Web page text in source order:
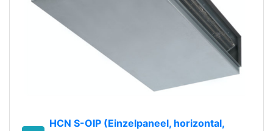
HCN S-OIP (Einzelpaneel, horizontal,